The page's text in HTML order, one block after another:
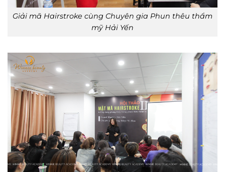
Giải mã Hairstroke cùng Chuyên gia Phun thêu thẩm
mỹ Hải Yến